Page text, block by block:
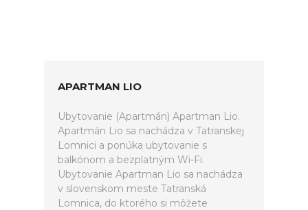
APARTMAN LIO
Ubytovanie (Apartmán) Apartman Lio.
Apartmán Lio sa nachádza v Tatranskej
Lomnici a ponúka ubytovanie s
balkónom a bezplatným Wi-Fi.
Ubytovanie Apartman Lio sa nachádza
v slovenskom meste Tatranská
Lomnica, do ktorého si môžete